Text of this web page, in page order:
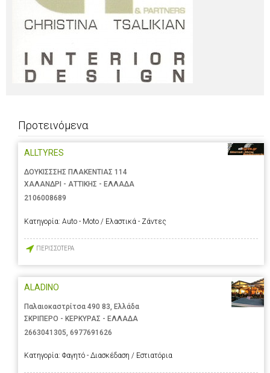
Προτεινόμενα
ALLTYRES
ΔΟΥΚΙΣΣΣΗΣ ΠΛΑΚΕΝΤΙΑΣ 114
ΧΑΛΑΝΔΡΙ - ΑΤΤΙΚΗΣ - ΕΛΛΑΔΑ
2106008689
Κατηγορία: Auto - Moto / Ελαστικά - Ζάντες
ΠΕΡΙΣΣΟΤΕΡΑ
ALADINO
Παλαιοκαστρίτσα 490 83, Ελλάδα
ΣΚΡΙΠΕΡΟ - ΚΕΡΚΥΡΑΣ - ΕΛΛΑΔΑ
2663041305 6977691626
Κατηγορία: Φαγητό - Διασκέδαση / Εστιατόρια